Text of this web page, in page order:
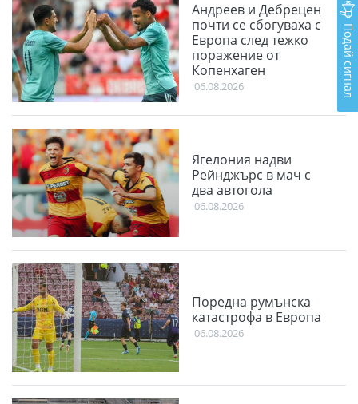
Андреев и Дебрецен
почти се сбогуваха с
Европа след тежко
поражение от
Копенхаген
06.08.2026
Ягелония надви
Рейнджърс в мач с
два автогола
06.08.2026
Поредна румънска
катастрофа в Европа
06.08.2026
Подай сигнал